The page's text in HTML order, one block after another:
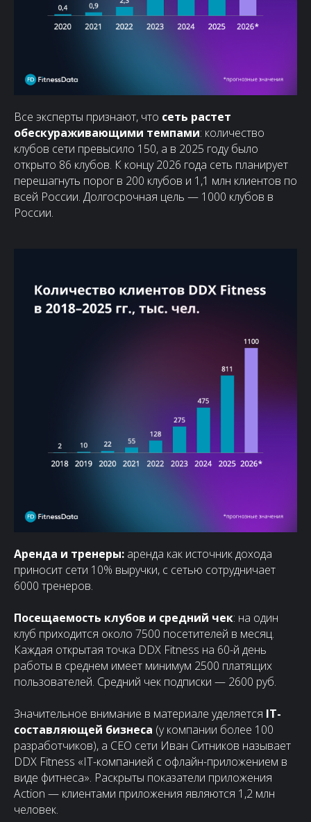
Все эксперты признают, что сеть растет
обескураживающими темпами: количество
клубов сети превысило 150, а в 2025 году было
открыто 86 клубов. К концу 2026 года сеть планирует
перешагнуть порог в 200 клубов и 1,1 млн клиентов по
всей России. Долгосрочная цель — 1000 клубов в
России.
Аренда и тренеры: аренда как источник дохода
приносит сети 10% выручки, с сетью сотрудничает
6000 тренеров.
Посещаемость клубов и средний чек: на один
клуб приходится около 7500 посетителей в месяц.
Каждая открытая точка DDX Fitness на 60-й день
работы в среднем имеет минимум 2500 платящих
пользователей. Средний чек подписки — 2600 руб.
Значительное внимание в материале уделяется IT-
составляющей бизнеса (у компании более 100
разработчиков), а CEO сети Иван Ситников называет
DDX Fitness «IT-компанией с офлайн-приложением в
виде фитнеса». Раскрыты показатели приложения
Action — клиентами приложения являются 1,2 млн
человек.